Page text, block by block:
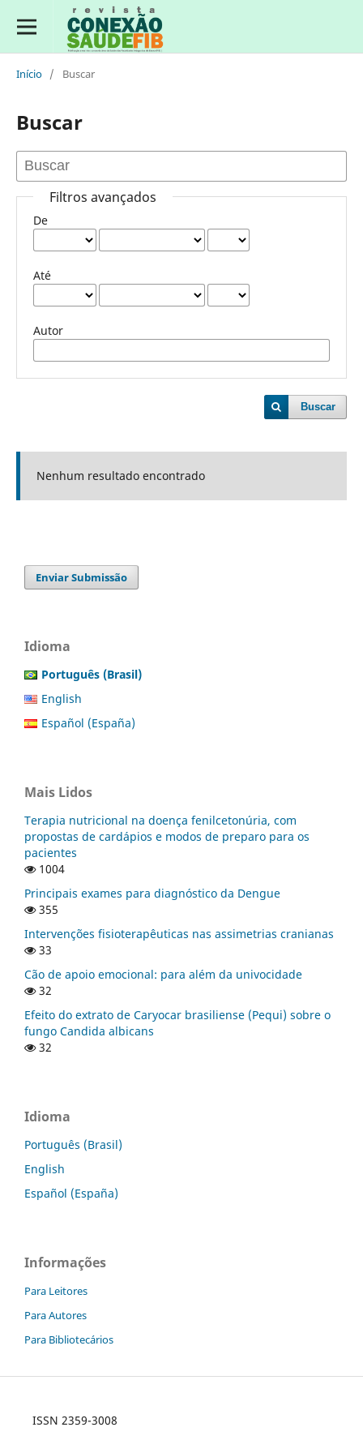
Início / Buscar
Buscar
Filtros avançados
De
Até
Autor
Buscar
Nenhum resultado encontrado
Enviar Submissão
Idioma
Português (Brasil)
English
Español (España)
Mais Lidos
Terapia nutricional na doença fenilcetonúria, com
propostas de cardápios e modos de preparo para os
pacientes
1004
Principais exames para diagnóstico da Dengue
355
Intervenções fisioterapêuticas nas assimetrias cranianas
33
Cão de apoio emocional: para além da univocidade
32
Efeito do extrato de Caryocar brasiliense (Pequi) sobre o
fungo Candida albicans
32
Idioma
Português (Brasil)
English
Español (España)
Informações
Para Leitores
Para Autores
Para Bibliotecários
ISSN 2359-3008